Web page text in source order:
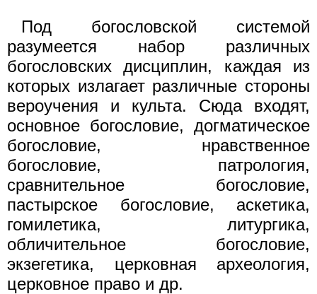
Под богословской системой
разумеется набор различных
богословских дисциплин, каждая из
которых излагает различные стороны
вероучения и культа. Сюда входят,
основное богословие, догматическое
богословие, нравственное
богословие, патрология,
сравнительное богословие,
пастырское богословие, аскетика,
гомилетика, литургика,
обличительное богословие,
экзегетика, церковная археология,
церковное право и др.